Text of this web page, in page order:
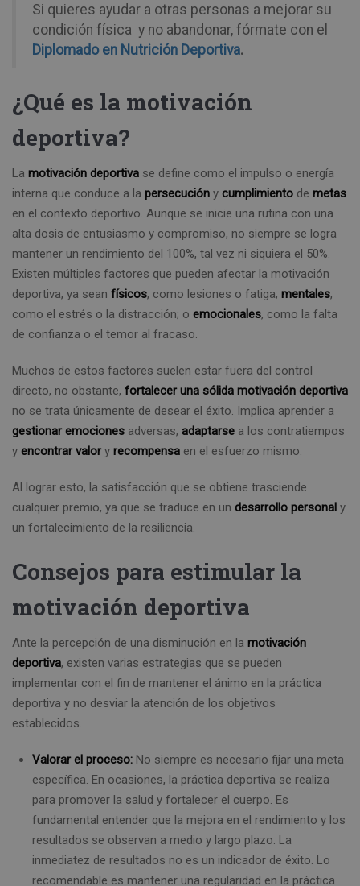
Si quieres ayudar a otras personas a mejorar su
condición física y no abandonar, fórmate con el
Diplomado en Nutrición Deportiva.
¿Qué es la motivación
deportiva?
La motivación deportiva se define como el impulso o energía
interna que conduce a la persecución y cumplimiento de metas
en el contexto deportivo. Aunque se inicie una rutina con una
alta dosis de entusiasmo y compromiso, no siempre se logra
mantener un rendimiento del 100%, tal vez ni siquiera el 50%.
Existen múltiples factores que pueden afectar la motivación
deportiva, ya sean físicos, como lesiones o fatiga; mentales,
como el estrés o la distracción; o emocionales, como la falta
de confianza o el temor al fracaso.
Muchos de estos factores suelen estar fuera del control
directo, no obstante, fortalecer una sólida motivación deportiva
no se trata únicamente de desear el éxito. Implica aprender a
gestionar emociones adversas, adaptarse a los contratiempos
y encontrar valory recompensa en el esfuerzo mismo.
Al lograr esto, la satisfacción que se obtiene trasciende
cualquier premio, ya que se traduce en un desarrollo personal y
un fortalecimiento de la resiliencia.
Consejos para estimular la
motivación deportiva
Ante la percepción de una disminución en la motivación
deportiva, existen varias estrategias que se pueden
implementar con el fin de mantener el ánimo en la práctica
deportiva y no desviar la atención de los objetivos
establecidos.
Valorar el proceso: No siempre es necesario fijar una meta
específica. En ocasiones, la práctica deportiva se realiza
para promover la salud y fortalecer el cuerpo. Es
fundamental entender que la mejora en el rendimiento y los
resultados se observan a medio y largo plazo. La
inmediatez de resultados no es un indicador de éxito. Lo
recomendable es mantener una regularidad en la práctica